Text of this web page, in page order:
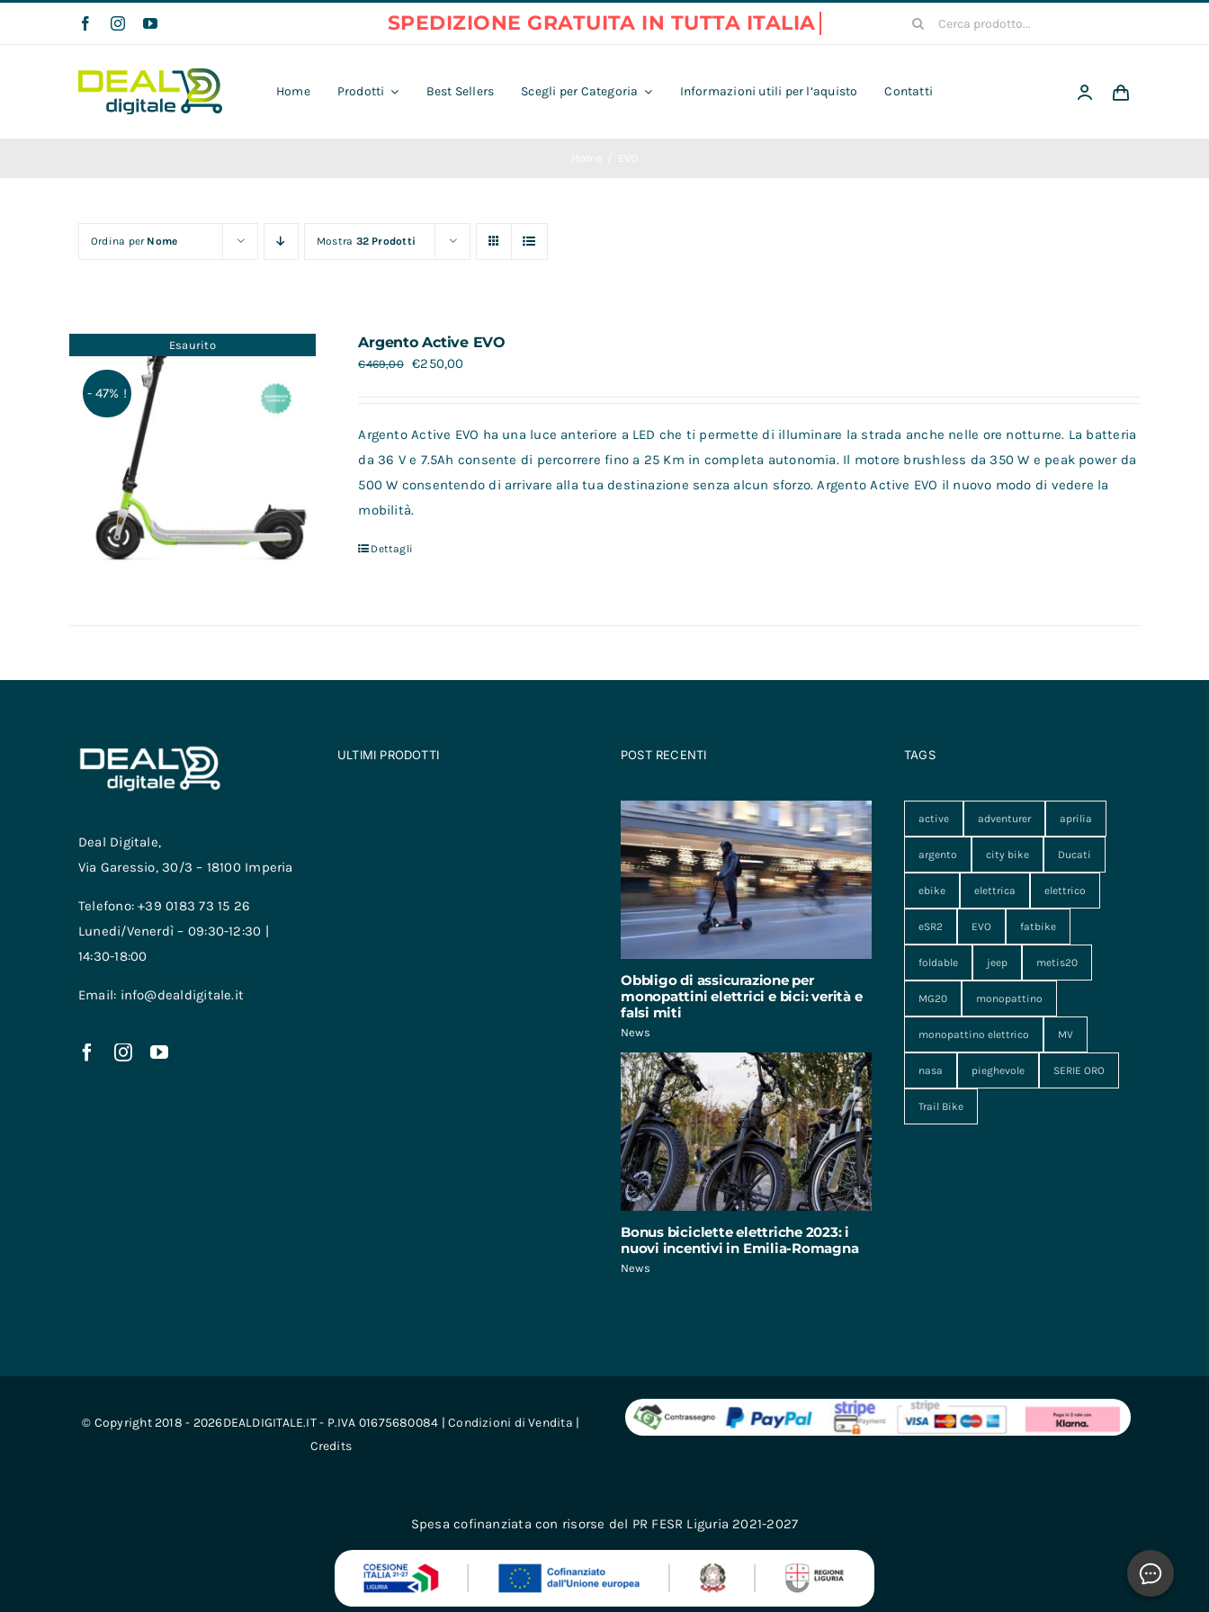
Cerca
Home Prodotti Best Sellers Scegli per Categoria Informazioni utili per l’aquisto Contatti
Ordina per Nome Mostra 32 Prodotti
Esaurito
- 47% !
Argento Active EVO
€469,00 €250,00
Argento Active EVO ha una luce anteriore a LED che ti permette di illuminare la strada anche nelle ore notturne. La batteria
da 36 V e 7.5Ah consente di percorrere fino a 25 Km in completa autonomia. Il motore brushless da 350 W e peak power da
500 W consentendo di arrivare alla tua destinazione senza alcun sforzo. Argento Active EVO il nuovo modo di vedere la
mobilità.
Dettagli
Deal Digitale,
Via Garessio, 30/3 – 18100 Imperia
Telefono: +39 0183 73 15 26
Lunedi/Venerdì – 09:30-12:30 |
14:30-18:00
Email: info@dealdigitale.it
ULTIMI PRODOTTI POST RECENTI
Obbligo di assicurazione per
monopattini elettrici e bici: verità e
falsi miti
News
Bonus biciclette elettriche 2023: i
nuovi incentivi in Emilia-Romagna
News
TAGS
active adventurer aprilia
argento city bike Ducati
ebike elettrica elettrico
eSR2 EVO fatbike
foldable jeep metis20
MG20 monopattino
monopattino elettrico MV
nasa pieghevole SERIE ORO
Trail Bike
© Copyright 2018 - 2026DEALDIGITALE.IT - P.IVA 01675680084 |Condizioni di Vendita |
Credits
Spesa cofinanziata con risorse del PR FESR Liguria 2021-2027